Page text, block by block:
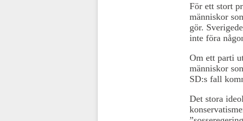
För ett stort
människor
gör.
inte föra
Om ett parti
människor
SD:s fall
Det stora